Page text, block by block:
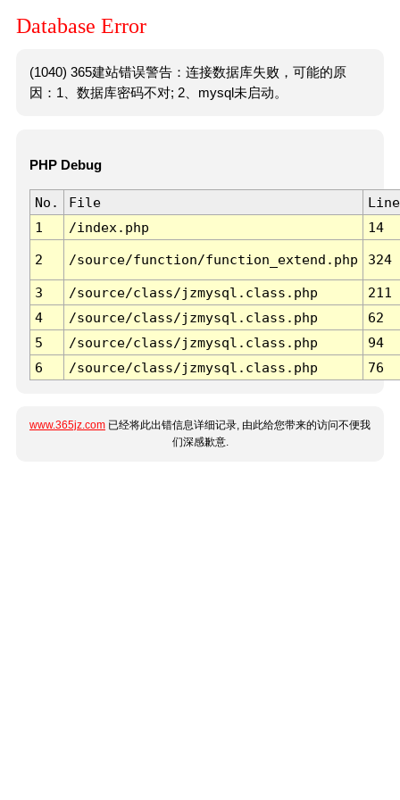
Database Error
(1040) 365建站错误警告：连接数据库失败，可能的原
因：1、数据库密码不对; 2、mysql未启动。
PHP Debug
No. File
Line
1
/index.php 14
2 /source/function/function_extend.php 324
3 /source/class/jzmysql.class.php
211
4
/source/class/jzmysql.class.php
62
5
/source/class/jzmysql.class.php
94
6
/source/class/jzmysql.class.php 76
www.365jz.com 已经将此出错信息详细记录, 由此给您带来的访问不便我
们深感歉意.